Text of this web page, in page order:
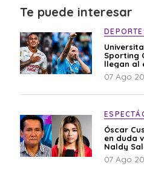
Te puede interesar
Sporting
llegan al
duelo
07 Ago
Óscar
en duda
Naldy
cosas
se han
07 Ago